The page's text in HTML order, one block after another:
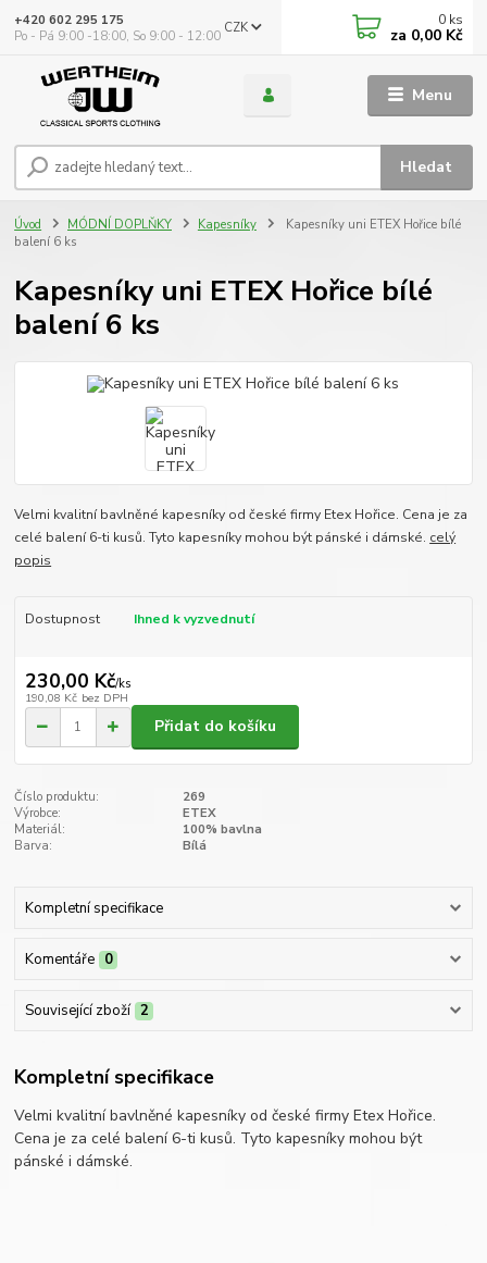
Menu
CZK
Hledat
+420 602 295 175
Po - Pá 9:00 -18:00, So 9:00 - 12:00
0 ks
za 0,00 Kč
Úvod MÓDNÍ DOPLŇKY Kapesníky
Kapesníky uni ETEX Hořice bílé
balení 6 ks
Kapesníky uni ETEX Hořice bílé
balení 6 ks
Velmi kvalitní bavlněné kapesníky od české firmy Etex Hořice. Cena je za
celé balení 6-ti kusů. Tyto kapesníky mohou být pánské i dámské. celý
popis
Dostupnost Ihned k vyzvednutí
230,00 Kč/ks
190,08 Kč bez DPH
Přidat do košíku
Číslo produktu:
269
Výrobce:
ETEX
Materiál:
100% bavlna
Barva:
Bílá
Kompletní specifikace
Komentáře 0
Související zboží 2
Kompletní specifikace
Velmi kvalitní bavlněné kapesníky od české firmy Etex Hořice.
Cena je za celé balení 6-ti kusů. Tyto kapesníky mohou být
pánské i dámské.